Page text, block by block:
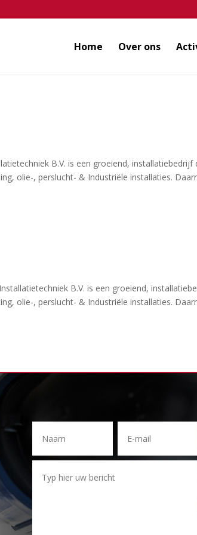
Home Over ons
B.V. is een groeiend, installatiebedrijf
olie-, perslucht- & Industriële installaties.
B.V. is een groeiend,
olie-, perslucht- & Industriële installaties.